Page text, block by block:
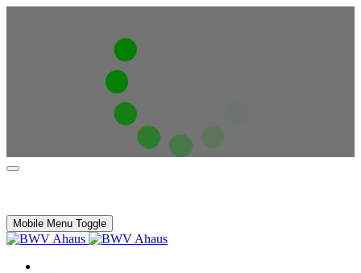
Mobile Menu Toggle